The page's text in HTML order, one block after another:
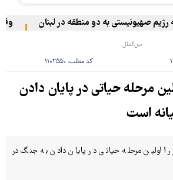
صهیونیستی به دو منطقه در لبنان
بین‌الملل
کد مطلب: ۱۱۰۲۵۵۰
مرحله حیاتی در پایان دادن
است
اولین مرحله حیاتی در پایان دادن به جنگ در